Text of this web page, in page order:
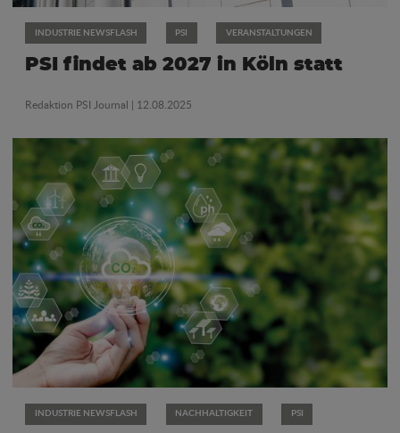
INDUSTRIE NEWSFLASH PSI VERANSTALTUNGEN
PSI findet ab 2027 in Köln statt
Redaktion PSI Journal | 12.08.2025
INDUSTRIE NEWSFLASH NACHHALTIGKEIT PSI